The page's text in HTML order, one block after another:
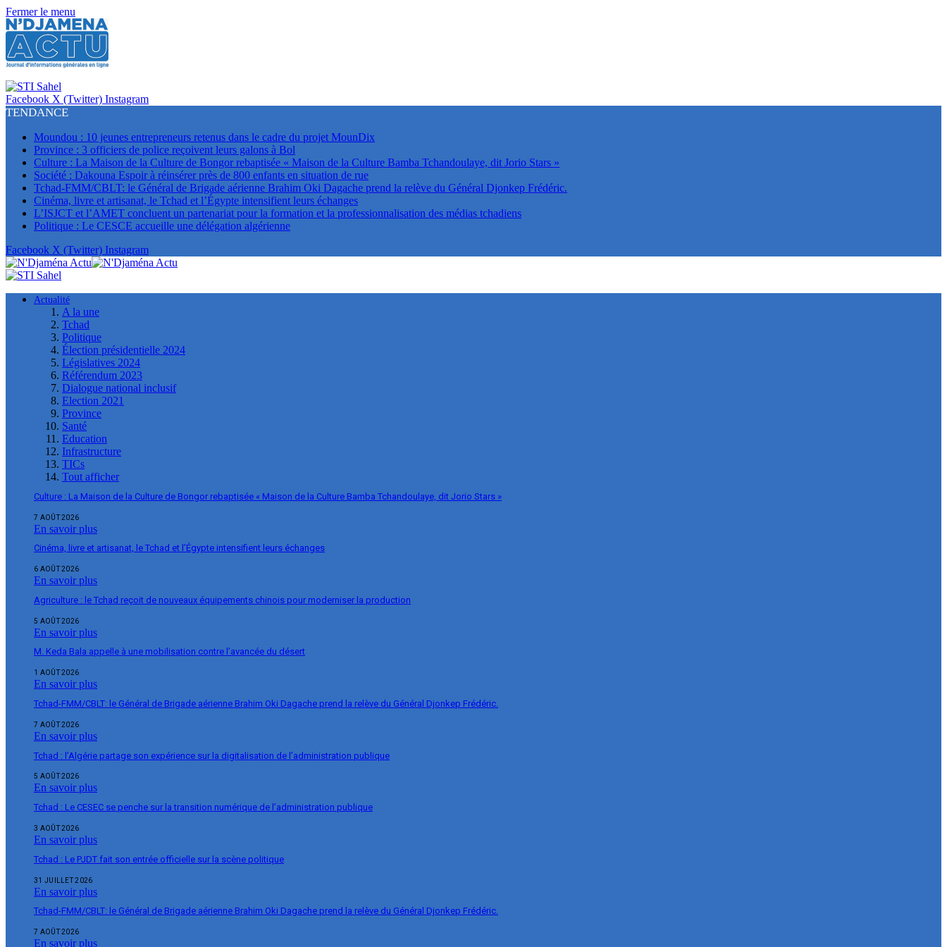
Fermer le menu
Facebook X (Twitter) Instagram
TENDANCE
Moundou : 10 jeunes entrepreneurs retenus dans le cadre du projet MounDix
Province : 3 officiers de police reçoivent leurs galons à Bol
Culture : La Maison de la Culture de Bongor rebaptisée « Maison de la Culture Bamba Tchandoulaye, dit Jorio Stars »
Société : Dakouna Espoir à réinsérer près de 800 enfants en situation de rue
Tchad-FMM/CBLT: le Général de Brigade aérienne Brahim Oki Dagache prend la relève du Général Djonkep Frédéric.
Cinéma, livre et artisanat, le Tchad et l’Égypte intensifient leurs échanges
L’ISJCT et l’AMET concluent un partenariat pour la formation et la professionnalisation des médias tchadiens
Politique : Le CESCE accueille une délégation algérienne
Facebook X (Twitter) Instagram
Actualité
A la une
Tchad
Politique
Élection présidentielle 2024
Législatives 2024
Référendum 2023
Dialogue national inclusif
Election 2021
Province
Santé
Education
Infrastructure
TICs
Tout afficher
Culture : La Maison de la Culture de Bongor rebaptisée « Maison de la Culture Bamba Tchandoulaye, dit Jorio Stars »
7 AOÛT 2026
En savoir plus
Cinéma, livre et artisanat, le Tchad et l’Égypte intensifient leurs échanges
6 AOÛT 2026
En savoir plus
Agriculture : le Tchad reçoit de nouveaux équipements chinois pour moderniser la production
5 AOÛT 2026
En savoir plus
M. Keda Bala appelle à une mobilisation contre l’avancée du désert
1 AOÛT 2026
En savoir plus
Tchad-FMM/CBLT: le Général de Brigade aérienne Brahim Oki Dagache prend la relève du Général Djonkep Frédéric.
7 AOÛT 2026
En savoir plus
Tchad : l’Algérie partage son expérience sur la digitalisation de l’administration publique
5 AOÛT 2026
En savoir plus
Tchad : Le CESEC se penche sur la transition numérique de l’administration publique
3 AOÛT 2026
En savoir plus
Tchad : Le PJDT fait son entrée officielle sur la scène politique
31 JUILLET 2026
En savoir plus
Tchad-FMM/CBLT: le Général de Brigade aérienne Brahim Oki Dagache prend la relève du Général Djonkep Frédéric.
7 AOÛT 2026
En savoir plus